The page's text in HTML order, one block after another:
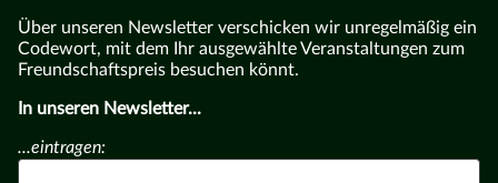
Über unseren Newsletter verschicken wir unregelmäßig ein
Codewort, mit dem Ihr ausgewählte Veranstaltungen zum
Freundschaftspreis besuchen könnt.
In unseren Newsletter...
...eintragen: